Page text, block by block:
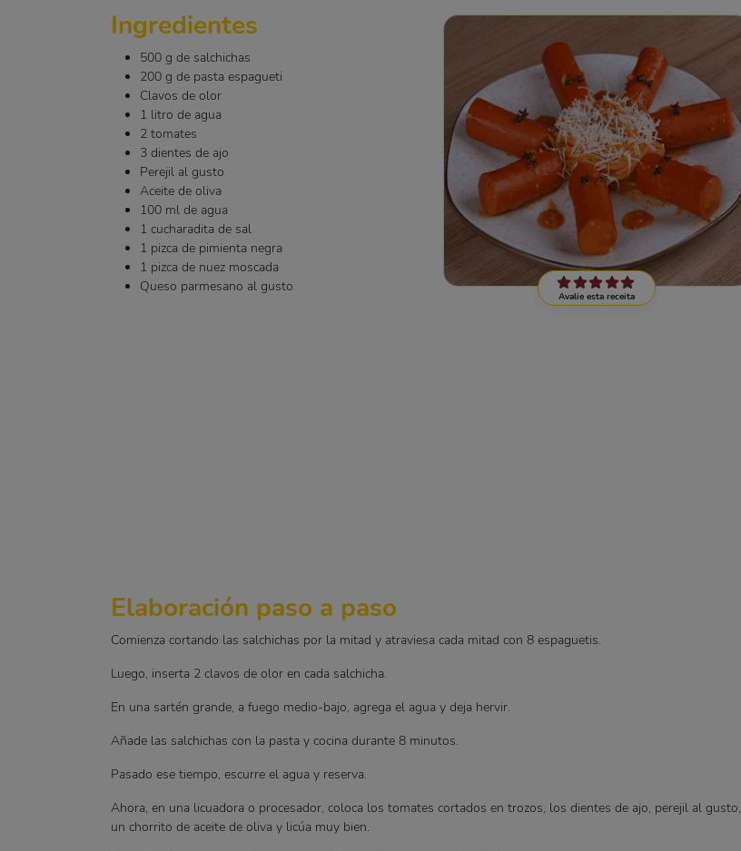
Avalie esta receita
Ingredientes
500 g de salchichas
200 g de pasta espagueti
Clavos de olor
1 litro de agua
2 tomates
3 dientes de ajo
Perejil al gusto
Aceite de oliva
100 ml de agua
1 cucharadita de sal
1 pizca de pimienta negra
1 pizca de nuez moscada
Queso parmesano al gusto
Elaboración paso a paso
Comienza cortando las salchichas por la mitad y atraviesa cada mitad con 8 espaguetis.
Luego, inserta 2 clavos de olor en cada salchicha.
En una sartén grande, a fuego medio-bajo, agrega el agua y deja hervir.
Añade las salchichas con la pasta y cocina durante 8 minutos.
Pasado ese tiempo, escurre el agua y reserva.
Ahora, en una licuadora o procesador, coloca los tomates cortados en trozos, los dientes de ajo, perejil al gusto,
un chorrito de aceite de oliva y licúa muy bien.